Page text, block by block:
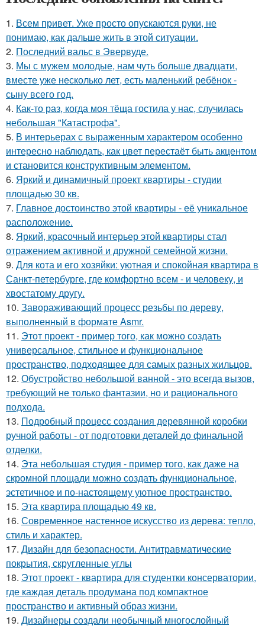
1. Всем привет. Уже просто опускаются руки, не
понимаю, как дальше жить в этой ситуации.
2. Последний вальс в Эвервуде.
3. Мы с мужем молодые, нам чуть больше двадцати,
вместе уже несколько лет, есть маленький ребёнок -
сыну всего год.
4. Как-то раз, когда моя тёща гостила у нас, случилась
небольшая "Катастрофа".
5. В интерьерах с выраженным характером особенно
интересно наблюдать, как цвет перестаёт быть акцентом
и становится конструктивным элементом.
6. Яркий и динамичный проект квартиры - студии
площадью 30 кв.
7. Главное достоинство этой квартиры - её уникальное
расположение.
8. Яркий, красочный интерьер этой квартиры стал
отражением активной и дружной семейной жизни.
9. Для кота и его хозяйки: уютная и спокойная квартира в
Санкт-петербурге, где комфортно всем - и человеку, и
хвостатому другу.
10. Завораживающий процесс резьбы по дереву,
выполненный в формате Asmr.
11. Этот проект - пример того, как можно создать
универсальное, стильное и функциональное
пространство, подходящее для самых разных жильцов.
12. Обустройство небольшой ванной - это всегда вызов,
требующий не только фантазии, но и рационального
подхода.
13. Подробный процесс создания деревянной коробки
ручной работы - от подготовки деталей до финальной
отделки.
14. Эта небольшая студия - пример того, как даже на
скромной площади можно создать функциональное,
эстетичное и по-настоящему уютное пространство.
15. Эта квартира площадью 49 кв.
16. Современное настенное искусство из дерева: тепло,
стиль и характер.
17. Дизайн для безопасности. Антитравматические
покрытия, скругленные углы
18. Этот проект - квартира для студентки консерватории,
где каждая деталь продумана под компактное
пространство и активный образ жизни.
19. Дизайнеры создали необычный многослойный